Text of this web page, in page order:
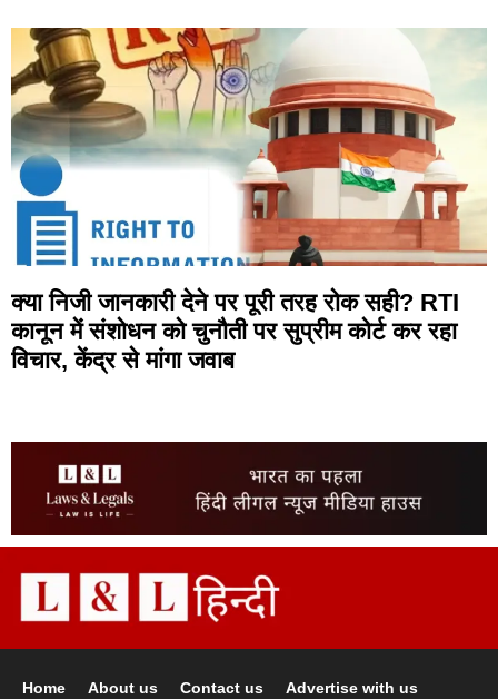
क्या निजी जानकारी देने पर पूरी तरह रोक सही? RTI
कानून में संशोधन को चुनौती पर सुप्रीम कोर्ट कर रहा
विचार, केंद्र से मांगा जवाब
Home About us Contact us Advertise with us